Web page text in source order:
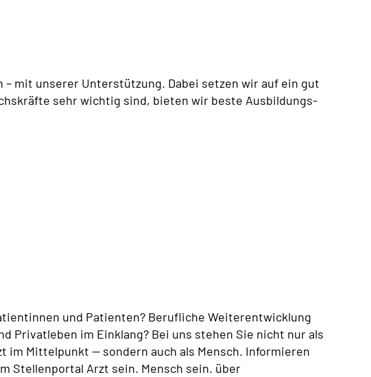
mit unserer Unterstützung. Dabei setzen wir auf ein gut
sehr wichtig sind, bieten wir beste Ausbildungs-
und Patienten? Berufliche Weiterentwicklung
Privatleben im Einklang? Bei uns stehen Sie nicht nur als
im Mittelpunkt — sondern auch als Mensch. Informieren
Stellenportal Arzt sein. Mensch sein. über